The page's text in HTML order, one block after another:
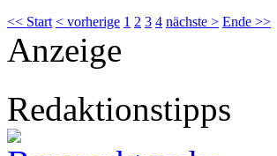
<< Start < vorherige 1 2 3 4 nächste > Ende >>
Anzeige
Redaktionstipps